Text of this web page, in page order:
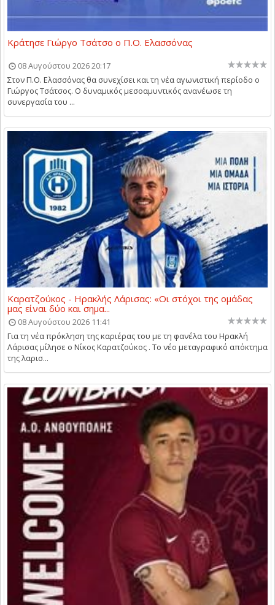
Κράτησε Γιώργο Τσάτσο ο Π.Ο. Ελασσόνας
08 Αυγούστου 2026 20:17
Στον Π.Ο. Ελασσόνας θα συνεχίσει και τη νέα αγωνιστική περίοδο ο
Γιώργος Τσάτσος. Ο δυναμικός μεσοαμυντικός ανανέωσε τη
συνεργασία του ...
Καρατζούκος - Ηρακλής Λάρισας: «Οι στόχοι της ομάδας
μας είναι δύο και σημα...
08 Αυγούστου 2026 11:41
Για τη νέα πρόκληση της καριέρας του με τη φανέλα του Ηρακλή
Λάρισας μίλησε ο Νίκος Καρατζούκος . Το νέο μεταγραφικό απόκτημα
της λαρισ...